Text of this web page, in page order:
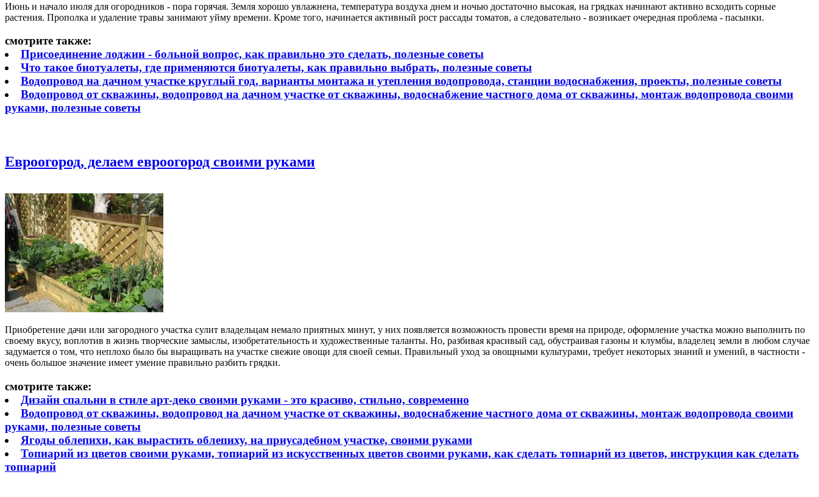
Июнь и начало июля для огородников - пора горячая. Земля хорошо увлажнена, температура воздуха днем и ночью достаточно высокая, на грядках начинают активно всходить сорные
растения. Прополка и удаление травы занимают уйму времени. Кроме того, начинается активный рост рассады томатов, а следовательно - возникает очередная проблема - пасынки.
смотрите также:
Присоединение лоджии - больной вопрос, как правильно это сделать, полезные советы
Что такое биотуалеты, где применяются биотуалеты, как правильно выбрать, полезные советы
Водопровод на дачном участке круглый год, варианты монтажа и утепления водопровода, станции водоснабжения, проекты, полезные советы
Водопровод от скважины, водопровод на дачном участке от скважины, водоснабжение частного дома от скважины, монтаж водопровода своими
руками, полезные советы
Евроогород, делаем евроогород своими руками
Приобретение дачи или загородного участка сулит владельцам немало приятных минут, у них появляется возможность провести время на природе, оформление участка можно выполнить по
своему вкусу, воплотив в жизнь творческие замыслы, изобретательность и художественные таланты. Но, разбивая красивый сад, обустраивая газоны и клумбы, владелец земли в любом случае
задумается о том, что неплохо было бы выращивать на участке свежие овощи для своей семьи. Правильный уход за овощными культурами, требует некоторых знаний и умений, в частности -
очень большое значение имеет умение правильно разбить грядки.
смотрите также:
Дизайн спальни в стиле арт-деко своими руками - это красиво, стильно, современно
Водопровод от скважины, водопровод на дачном участке от скважины, водоснабжение частного дома от скважины, монтаж водопровода своими
руками, полезные советы
Ягоды облепихи, как вырастить облепиху, на приусадебном участке, своими руками
Топиарий из цветов своими руками, топиарий из искусственных цветов своими руками, как сделать топиарий из цветов, инструкция как сделать
топиарий